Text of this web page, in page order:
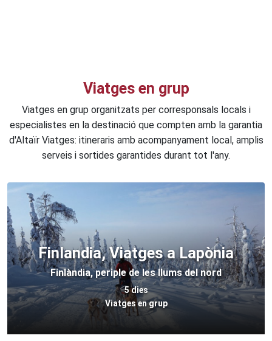
Viatges en grup
Viatges en grup organitzats per corresponsals locals i
especialistes en la destinació que compten amb la garantia
d'Altaïr Viatges: itineraris amb acompanyament local, amplis
serveis i sortides garantides durant tot l'any.
Finlandia, Viatges a Lapònia
Finlàndia, periple de les llums del nord
5 dies
Viatges en grup